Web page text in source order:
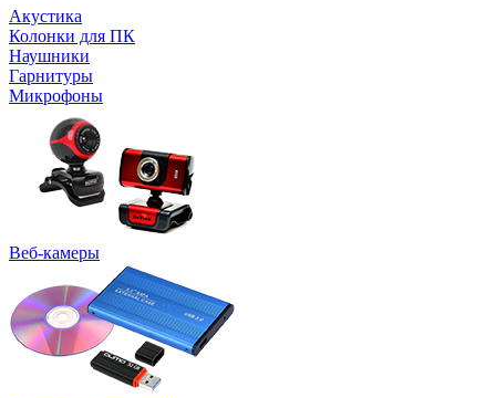
Акустика
Колонки для ПК
Наушники
Гарнитуры
Микрофоны
Веб-камеры